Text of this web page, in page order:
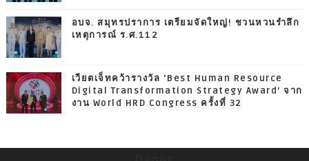
อบจ. สมุทรปราการ เตรียมจัดใหญ่! ชวนหวนรำลึก
เหตุการณ์ ร.ศ.112
เวียตเจ็ทคว้ารางวัล ‘Best Human Resource
Digital Transformation Strategy Award’ จาก
งาน World HRD Congress ครั้งที่ 32